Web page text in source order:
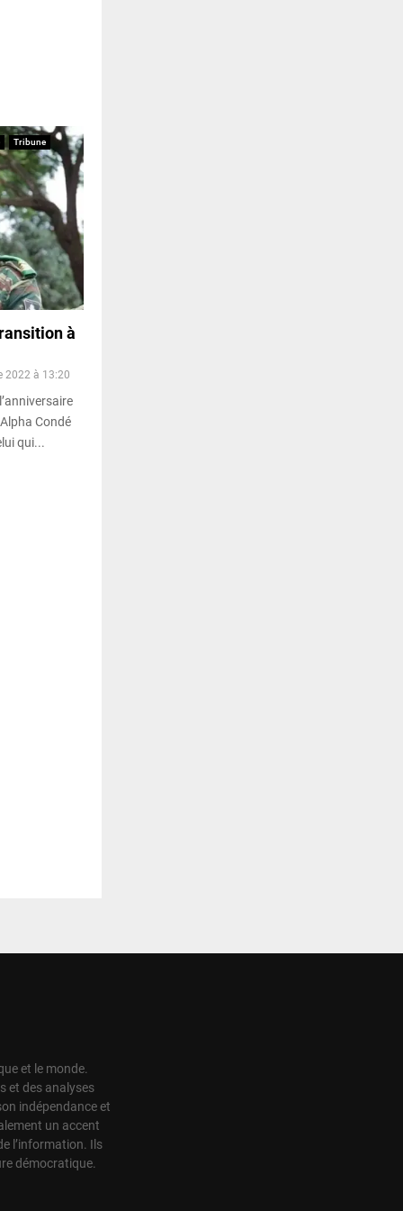
Tribune
à
2022 à 13:20
Condé
qui...
et le monde.
et des analyses
indépendance et
un accent
l’information. Ils
démocratique.